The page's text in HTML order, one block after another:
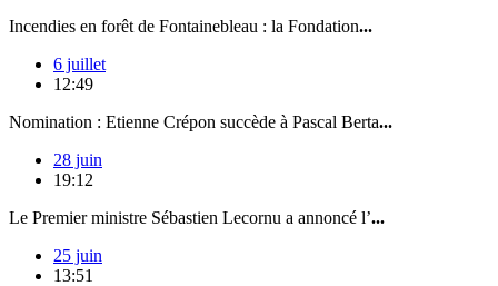
Incendies en forêt de Fontainebleau : la Fondation...
6 juillet
12:49
Nomination : Etienne Crépon succède à Pascal Berta...
28 juin
19:12
Le Premier ministre Sébastien Lecornu a annoncé l’...
25 juin
13:51